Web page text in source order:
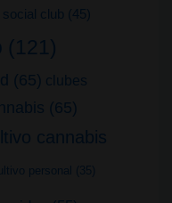
club (45)
(121)
(65) clubes
(65)
cannabis
personal (35)